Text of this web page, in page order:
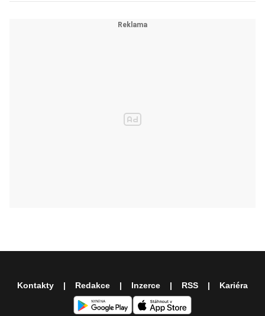
Kontakty Redakce Inzerce RSS Kariéra